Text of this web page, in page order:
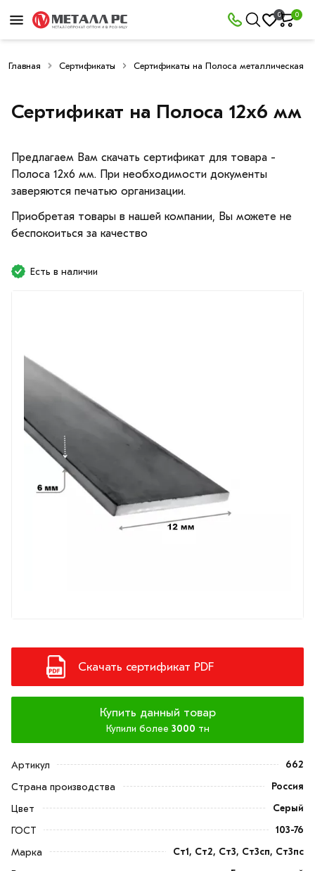
0 0
Главная Сертификаты Сертификаты на Полоса металлическая
Сертификат на Полоса 12х6 мм
Предлагаем Вам скачать сертификат для товара -
Полоса 12х6 мм. При необходимости документы
заверяются печатью организации.
Приобретая товары в нашей компании, Вы можете не
беспокоиться за качество
Есть в наличии
Скачать сертификат PDF
Купить данный товар
Купили более 3000 тн
Артикул
662
Страна производства
Россия
Цвет
Серый
ГОСТ
103-76
Марка
Ст1, Ст2, Ст3, Ст3сп, Ст3пс